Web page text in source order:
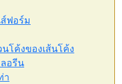
ฟอร์ม
โค้งของเส้นโค้ง
อรีน
า